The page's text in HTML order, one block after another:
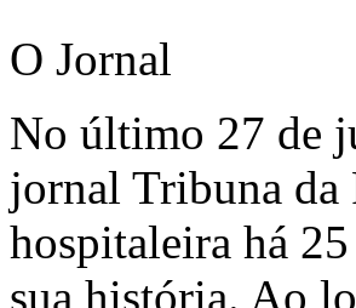
O Jornal
No último 27 de
jornal Tribuna da
hospitaleira há
sua história. Ao